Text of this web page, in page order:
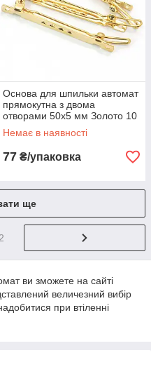
Основа для шпильки автомат
прямокутна з двома
отворами 50х5 мм Золото 10
шт.
Немає в наявності
77 ₴/упаковка
ще
ви зможете на сайті
величезний вибір
при втіленні